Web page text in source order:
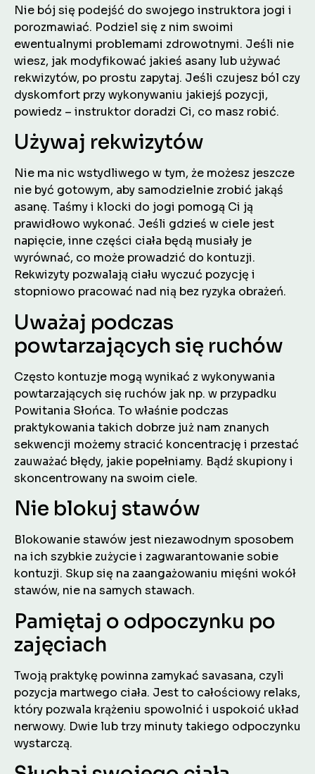
Nie bój się podejść do swojego instruktora jogi i
porozmawiać. Podziel się z nim swoimi
ewentualnymi problemami zdrowotnymi. Jeśli nie
wiesz, jak modyfikować jakieś asany lub używać
rekwizytów, po prostu zapytaj. Jeśli czujesz ból czy
dyskomfort przy wykonywaniu jakiejś pozycji,
powiedz – instruktor doradzi Ci, co masz robić.
Używaj rekwizytów
Nie ma nic wstydliwego w tym, że możesz jeszcze
nie być gotowym, aby samodzielnie zrobić jakąś
asanę. Taśmy i klocki do jogi pomogą Ci ją
prawidłowo wykonać. Jeśli gdzieś w ciele jest
napięcie, inne części ciała będą musiały je
wyrównać, co może prowadzić do kontuzji.
Rekwizyty pozwalają ciału wyczuć pozycję i
stopniowo pracować nad nią bez ryzyka obrażeń.
Uważaj podczas
powtarzających się ruchów
Często kontuzje mogą wynikać z wykonywania
powtarzających się ruchów jak np. w przypadku
Powitania Słońca. To właśnie podczas
praktykowania takich dobrze już nam znanych
sekwencji możemy stracić koncentrację i przestać
zauważać błędy, jakie popełniamy. Bądź skupiony i
skoncentrowany na swoim ciele.
Nie blokuj stawów
Blokowanie stawów jest niezawodnym sposobem
na ich szybkie zużycie i zagwarantowanie sobie
kontuzji. Skup się na zaangażowaniu mięśni wokół
stawów, nie na samych stawach.
Pamiętaj o odpoczynku po
zajęciach
Twoją praktykę powinna zamykać savasana, czyli
pozycja martwego ciała. Jest to całościowy relaks,
który pozwala krążeniu spowolnić i uspokoić układ
nerwowy. Dwie lub trzy minuty takiego odpoczynku
wystarczą.